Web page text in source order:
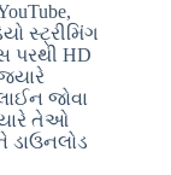
સ્ટ્રીમિંગ
પરથી HD
જોવા
તેઓ